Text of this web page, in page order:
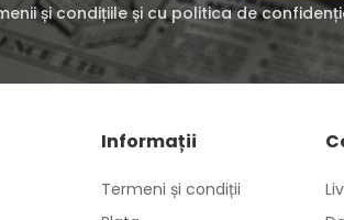
și condițiile și cu politica de
Informații
Termeni și condiții